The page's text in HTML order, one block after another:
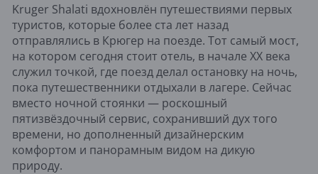
Kruger Shalati вдохновлён путешествиями первых
туристов, которые более ста лет назад
отправлялись в Крюгер на поезде. Тот самый мост,
на котором сегодня стоит отель, в начале XX века
служил точкой, где поезд делал остановку на ночь,
пока путешественники отдыхали в лагере. Сейчас
вместо ночной стоянки — роскошный
пятизвёздочный сервис, сохранивший дух того
времени, но дополненный дизайнерским
комфортом и панорамным видом на дикую
природу.